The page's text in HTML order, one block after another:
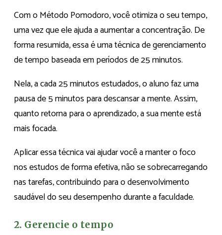
Com o Método Pomodoro, você otimiza o seu tempo,
uma vez que ele ajuda a aumentar a concentração. De
forma resumida, essa é uma técnica de gerenciamento
de tempo baseada em períodos de 25 minutos.
Nela, a cada 25 minutos estudados, o aluno faz uma
pausa de 5 minutos para descansar a mente. Assim,
quanto retorna para o aprendizado, a sua mente está
mais focada.
Aplicar essa técnica vai ajudar você a manter o foco
nos estudos de forma efetiva, não se sobrecarregando
nas tarefas, contribuindo para o desenvolvimento
saudável do seu desempenho durante a faculdade.
2. Gerencie o tempo